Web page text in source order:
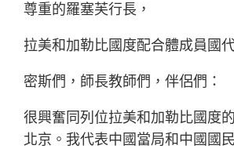
尊重的羅塞芙行長，
拉美和加勒比國度配合體成員國
密斯們，師長教師們，伴侶們：
很興奮同列位拉美和加勒比國度
北京。我代表中國當局和中國國